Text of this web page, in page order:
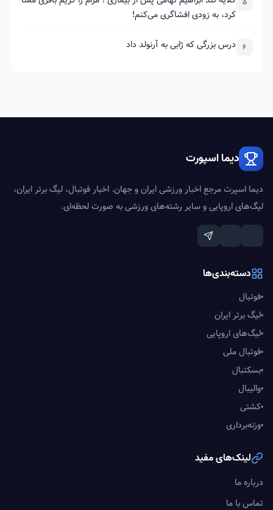
کرد، به زودی افشاگری می‌کنم!
6 درس بزرگی که ژابی به آرنولد داد
دیما اسپورت
دیما اسپرت مرجع اخبار ورزشی ایران و جهان. اخبار فوتبال، لیگ برتر ایران،
لیگ‌های اروپایی و سایر رشته‌های ورزشی به صورت لحظه‌ای.
دسته‌بندی‌ها
فوتبال
لیگ برتر ایران
لیگ‌های اروپایی
فوتبال ملی
بسکتبال
والیبال
کشتی
وزنه‌برداری
لینک‌های مفید
درباره ما
تماس با ما